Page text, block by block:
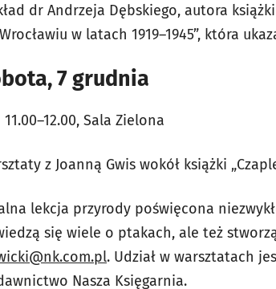
dr Andrzeja Dębskiego, autora
w latach 1919–1945”, która
7 grudnia
11.00–12.00, Sala Zielona
z Joanną Gwis wokół książki
lekcja przyrody poświęcona
się wiele o ptakach, ale też
. Udział w warsztatach
Nasza Księgarnia.